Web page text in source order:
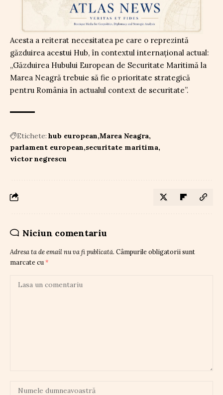
Acesta a reiterat necesitatea pe care o reprezintă
găzduirea acestui Hub, în contextul internațional actual:
„Găzduirea Hubului European de Securitate Maritimă la
Marea Neagră trebuie să fie o prioritate strategică
pentru România în actualul context de securitate”.
Etichete: hub european Marea Neagra
parlament european securitate maritima
victor negrescu
Niciun comentariu
Adresa ta de email nu va fi publicată. Câmpurile obligatorii sunt
marcate cu *